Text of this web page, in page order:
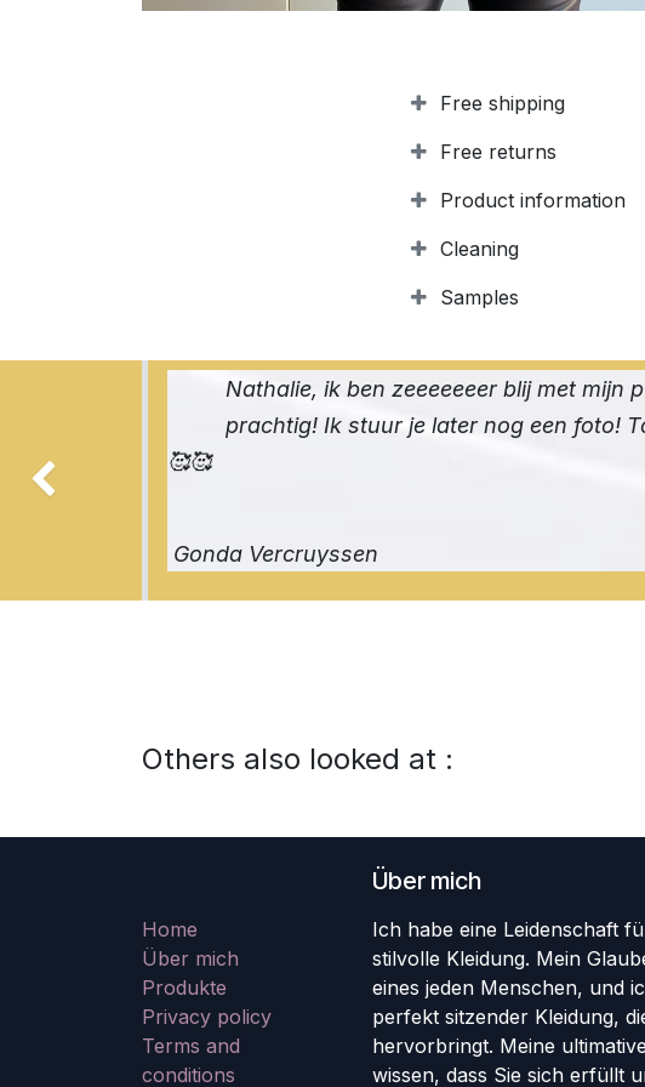
Free shipping
Free returns
Product information
Cleaning
Samples
Nathalie, ik ben zeeeeeeer blij met mijn
prachtig! Ik stuur je later nog een foto!
🥰🥰
Gonda Vercruyssen
Previous
Others also looked at :
Home
Über mich
Produkte
Privacy policy
Terms and
conditions
Über mich
Ich habe eine Leidenschaft
stilvolle Kleidung. Mein
eines jeden Menschen, und
perfekt sitzender Kleidung,
hervorbringt. Meine
wissen, dass Sie sich erfüllt